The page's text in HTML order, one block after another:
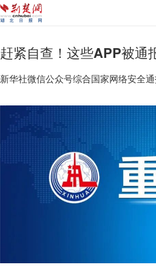
赶紧自查！这些APP被通
新华社微信公众号综合国家网络安全